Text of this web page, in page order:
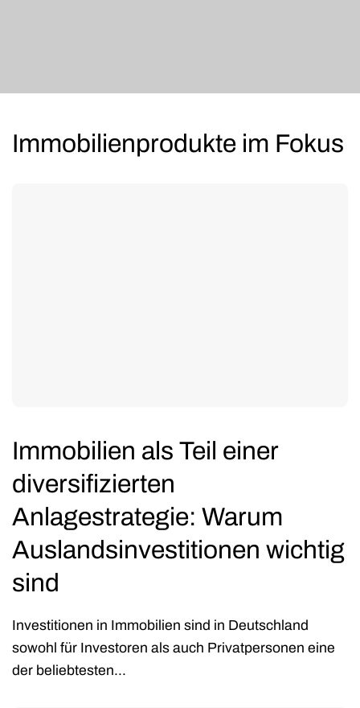
Immobilienprodukte im Fokus
Immobilien als Teil einer
diversifizierten
Anlagestrategie: Warum
Auslandsinvestitionen wichtig
sind
Investitionen in Immobilien sind in Deutschland
sowohl für Investoren als auch Privatpersonen eine
der beliebtesten...